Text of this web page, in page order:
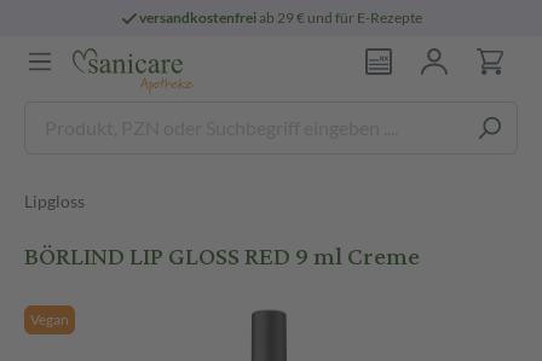
versandkostenfreiab 29 € und für E-Rezepte
Lipgloss
BÖRLIND LIP GLOSS RED 9 ml Creme
Vegan